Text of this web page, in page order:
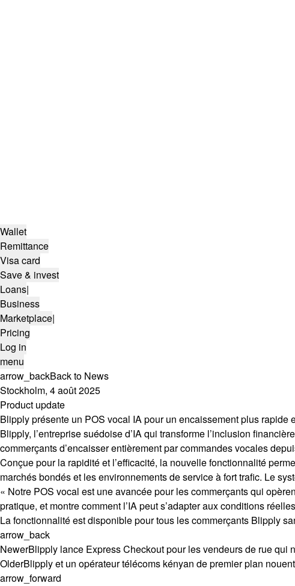
Wallet
Remittance
Visa card
Save & invest
Loans|
Business
Marketplace|
Pricing
Log in
menu
arrow_backBack to News
Stockholm, 4 août 2025
Product update
Blipply présente un POS vocal IA pour un encaissement plus rapide
Blipply, l’entreprise suédoise d’IA qui transforme l’inclusion
commerçants d’encaisser entièrement par commandes vocales
Conçue pour la rapidité et l’efficacité, la nouvelle fonctionnalité
marchés bondés et les environnements de service à fort trafic. Le
« Notre POS vocal est une avancée pour les commerçants qui
pratique, et montre comment l’IA peut s’adapter aux conditions
La fonctionnalité est disponible pour tous les commerçants Blipply
arrow_back
NewerBlipply lance Express Checkout pour les vendeurs de rue qui
OlderBlipply et un opérateur télécoms kényan de premier plan
arrow_forward